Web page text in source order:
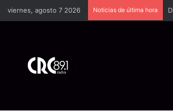
viernes, agosto 7 2026 Noticias de última hora